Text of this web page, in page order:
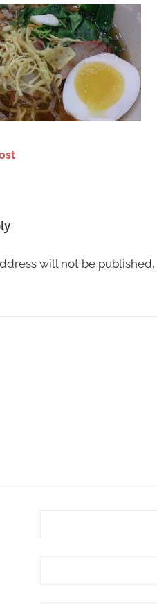
will not be published.